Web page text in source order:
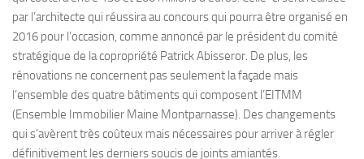
par l’architecte qui réussira au concours qui pourra être organisé en
2016 pour l’occasion, comme annoncé par le président du comité
stratégique de la copropriété Patrick Abisseror. De plus, les
rénovations ne concernent pas seulement la façade mais
l’ensemble des quatre bâtiments qui composent l’EITMM
(Ensemble Immobilier Maine Montparnasse). Des changements
qui s’avèrent très coûteux mais nécessaires pour arriver à régler
définitivement les derniers soucis de joints amiantés.